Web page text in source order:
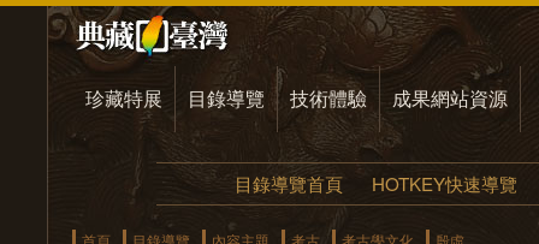
珍藏特展 目錄導覽 技術體驗 成果網站資源
目錄導覽首頁 HOTKEY快速導覽
首頁 目錄導覽 內容主題 考古 考古學文化
殷虛